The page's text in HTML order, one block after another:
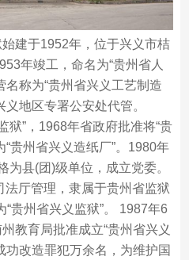
建于1952年，位于兴义市桔
年竣工，命名为“贵州省人
名称为“贵州省兴义工艺制造
地区专署公安处代管。
狱”，1968年省政府批准将“贵
贵州省兴义造纸厂”。1980年
县(团)级单位，成立党委。
厅管理，隶属于贵州省监狱
贵州省兴义监狱”。 1987年6
教育局批准成立“贵州省兴义
功改造罪犯万余名，为维护国